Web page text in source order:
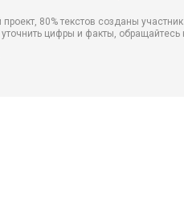
80% текстов созданы
уточнить цифры и факты,